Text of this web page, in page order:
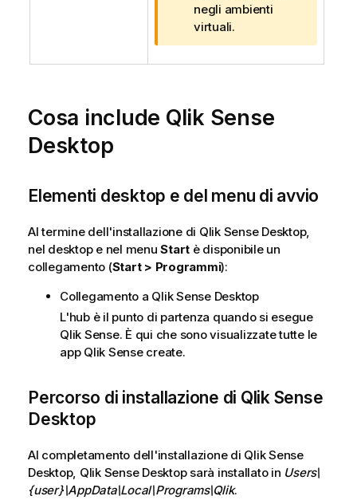
i
a
v
v
o
negli ambienti
virtuali.
Cosa include Qlik Sense
Desktop
Elementi desktop e del menu di avvio
Al termine dell'installazione di Qlik Sense Desktop,
nel desktop e nel menuStart è disponibile un
collegamento (Start > Programmi):
Collegamento a Qlik Sense Desktop
L'hub è il punto di partenza quando si esegue
Qlik Sense. È qui che sono visualizzate tutte le
app Qlik Sensecreate.
Percorso di installazione di Qlik Sense
Desktop
Al completamento dell'installazione di Qlik Sense
Desktop, Qlik Sense Desktopsarà installato in Users\
{user}\AppData\Local\Programs\Qlik.